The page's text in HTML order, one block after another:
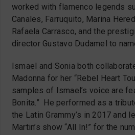
worked with flamenco legends
Canales, Farruquito, Marina
Rafaela Carrasco, and the
director Gustavo Dudamel to
Ismael and Sonia both
Madonna for her “Rebel Heart
samples of Ismael’s voice are
Bonita.” He performed as a
the Latin Grammy’s in 2017 and
Martin’s show “All In!” for the